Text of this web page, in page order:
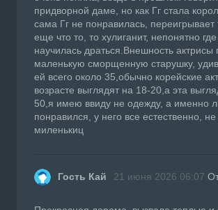
придворной даме, но как Гг стала
сама Гг не понравилась, переигрывает
еще что то, то хулиганит, непонятно где
научилась драться.Внешность актрисы
маленькую сморщенную старушку,
ей всего около 35,обычно корейские
возрасте выглядят на 18-20,а эта
50,я имею ввиду не одежду, а именно
понравился, у него все естественно,
миленькиц
Гость Кай 21 июня 2026 06:07